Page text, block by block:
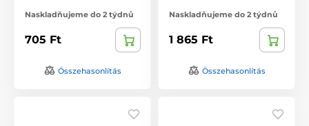
Naskladňujeme do 2 týdnů
705 Ft
Összehasonlítás
Naskladňujeme do 2 týdnů
1 865 Ft
Összehasonlítás